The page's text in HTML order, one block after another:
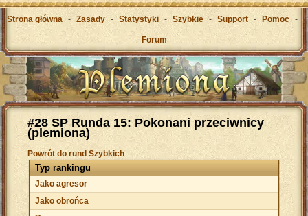
Strona główna - Zasady - Statystyki - Szybkie - Support - Pomoc -
Forum
#28 SP Runda 15: Pokonani przeciwnicy
(plemiona)
Powrót do rund Szybkich
Typ rankingu
Jako agresor
Jako obrońca